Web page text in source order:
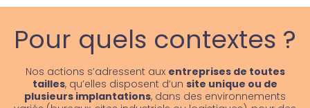
Pour quels contextes ?
Nos actions s’adressent aux entreprises de toutes
tailles, qu’elles disposent d’un site unique ou de
plusieurs implantations, dans des environnements